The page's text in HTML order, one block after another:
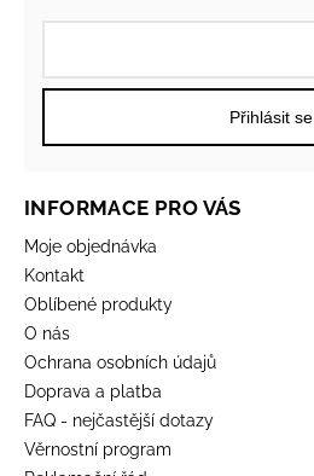
Přihlásit se
INFORMACE PRO VÁS
Moje objednávka
Kontakt
Oblíbené produkty
O nás
Ochrana osobních údajů
Doprava a platba
FAQ - nejčastější dotazy
Věrnostní program